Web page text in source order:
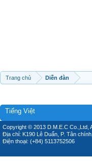
Trang chủ Diễn đàn
Tiếng Việt
Copyright © 2013 D.M.E.C Co.,Ltd,
Địa chỉ: K190 Lê Duẩn, P. Tân
Điện thoại: (+84) 5113752506